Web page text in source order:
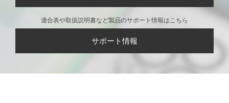
適合表や取扱説明書など製品のサポート情報はこちら
サポート情報